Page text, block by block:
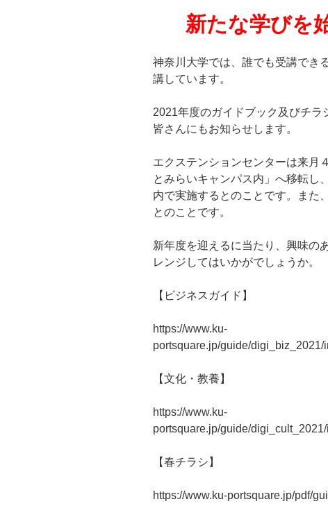
新たな学びを
神奈川大学では、誰でも受講でき
講しています。
2021年度のガイドブック及びチラ
皆さんにもお知らせします。
エクステンションセンターは来月
とみらいキャンパス内」へ移転し
内で実施するとのことです。また
とのことです。
新年度を迎えるに当たり、興味の
レンジしてはいかがでしょうか。
【ビジネスガイド】
https://www.ku-
portsquare.jp/guide/
【文化・教養】
https://www.ku-
portsquare.jp/guide/
【春チラシ】
https://www.ku-portsquare.jp/pdf/